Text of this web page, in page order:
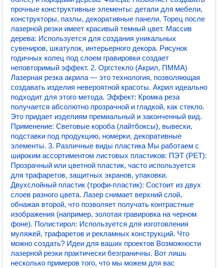
прочные конструктивные элементы: детали для мебели,
конструкторы, пазлы, декоративные панели. Торец после
лазерной резки имеет красивый темный цвет. Массив
дерева: Используется для создания уникальных
сувениров, шкатулок, интерьерного декора. Рисунок
годичных колец под слоем гравировки создает
неповторимый эффект. 2. Оргстекло (Акрил, ПММА)
Лазерная резка акрила — это технология, позволяющая
создавать изделия невероятной красоты. Акрил идеально
подходит для этого метода. Эффект: Кромка реза
получается абсолютно прозрачной и гладкой, как стекло.
Это придает изделиям премиальный и законченный вид.
Применение: Световые короба (лайтбоксы), вывески,
подставки под продукцию, номерки, декоративные
элементы. 3. Различные виды пластика Мы работаем с
широким ассортиментом листовых пластиков: ПЭТ (PET):
Прозрачный или цветной пластик, часто используется
для трафаретов, защитных экранов, упаковки.
Двухслойный пластик (трофи-пластик): Состоит из двух
слоев разного цвета. Лазер снимает верхний слой,
обнажая второй, что позволяет получать контрастные
изображения (например, золотая гравировка на черном
фоне). Полистирол: Используется для изготовления
муляжей, трафаретов и рекламных конструкций. Что
можно создать? Идеи для ваших проектов Возможности
лазерной резки практически безграничны. Вот лишь
несколько примеров того, что мы можем для вас